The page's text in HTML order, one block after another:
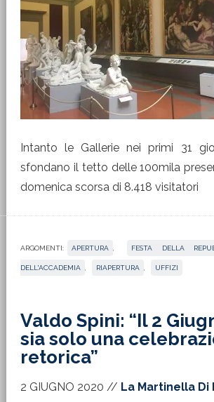
Intanto le Gallerie nei primi 31
sfondano il tetto delle 100mila
domenica scorsa di 8.418 visitatori
ARGOMENTI: APERTURA FESTA DELLA
DELL'ACCADEMIA RIAPERTURA UFFIZI
Valdo Spini: “Il 2
sia solo una
retorica”
2 GIUGNO 2020 // La Martinella Di